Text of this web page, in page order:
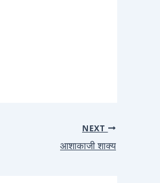
NEXT
आशाकाजी शाक्य